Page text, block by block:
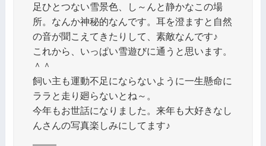
足ひとつない雪景色、し～んと静かなこの場
所。なんか神秘的なんです。耳を澄ますと自然
の音が聞こえてきたりして、素敵なんです♪
これから、いっぱい雪遊びに通うと思います。
＾＾
飼い主も運動不足にならないように一生懸命に
ララと走り廻らないとね～。
今年もお世話になりました。来年も大好きなし
んさんの写真楽しみにしてます♪